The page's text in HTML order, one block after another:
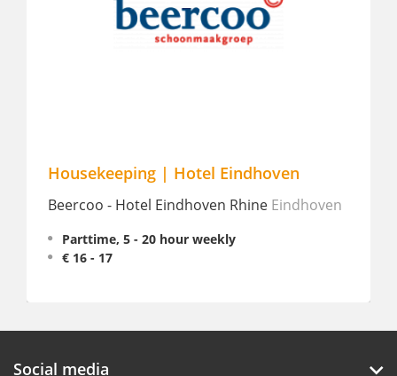
Housekeeping | Hotel Eindhoven
Beercoo - Hotel Eindhoven Rhine Eindhoven
Parttime, 5 - 20 hour weekly
€ 16 - 17
Social media